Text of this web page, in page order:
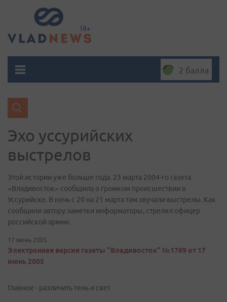
2 балла
Эхо уссурийских
выстрелов
Этой истории уже больше года. 23 марта 2004-го газета
«Владивосток» сообщила о громком происшествии в
Уссурийске. В ночь с 20 на 21 марта там звучали выстрелы. Как
сообщили автору заметки информаторы, стрелял офицер
российской армии.
17 июнь 2005
Электронная версия газеты "Владивосток" №1769 от 17
июнь 2005
Главное - различить тень и свет